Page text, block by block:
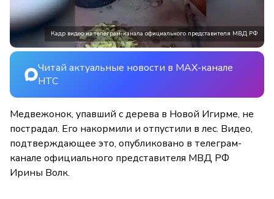
Кадр видео из телеграм-канала официального представителя МВД РФ
Читай актуальные новости в MAX-канале
НТС
Медвежонок, упавший с дерева в Новой Игирме, не
пострадал. Его накормили и отпустили в лес. Видео,
подтверждающее это, опубликовано в телеграм-
канале официального представителя МВД РФ
Ирины Волк.